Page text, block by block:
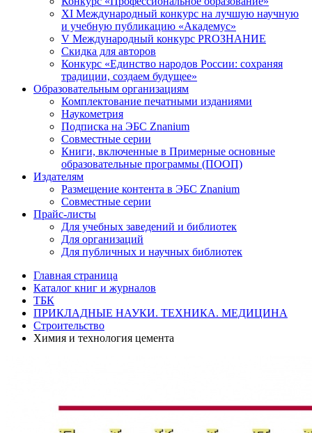
XI Международный конкурс на лучшую научную
и учебную публикацию «Академус»
V Международный конкурс PROЗНАНИЕ
Скидка для авторов
Конкурс «Единство народов России: сохраняя
традиции, создаем будущее»
Образовательным организациям
Комплектование печатными изданиями
Наукометрия
Подписка на ЭБС Znanium
Совместные серии
Книги, включенные в Примерные основные
образовательные программы (ПООП)
Издателям
Размещение контента в ЭБС Znanium
Совместные серии
Прайс-листы
Для учебных заведений и библиотек
Для организаций
Для публичных и научных библиотек
Главная страница
Каталог книг и журналов
ТБК
ПРИКЛАДНЫЕ НАУКИ. ТЕХНИКА. МЕДИЦИНА
Строительство
Химия и технология цемента